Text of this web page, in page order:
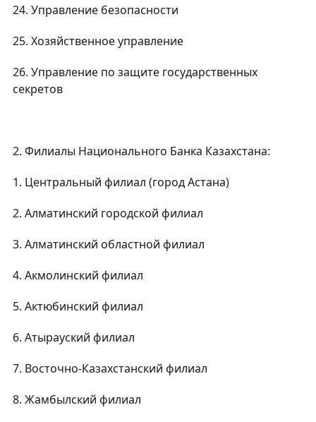
24. Управление безопасности
25. Хозяйственное управление
26. Управление по защите государственных
секретов
2. Филиалы Национального Банка Казахстана:
1. Центральный филиал (город Астана)
2. Алматинский городской филиал
3. Алматинский областной филиал
4. Акмолинский филиал
5. Актюбинский филиал
6. Атырауский филиал
7. Восточно-Казахстанский филиал
8. Жамбылский филиал